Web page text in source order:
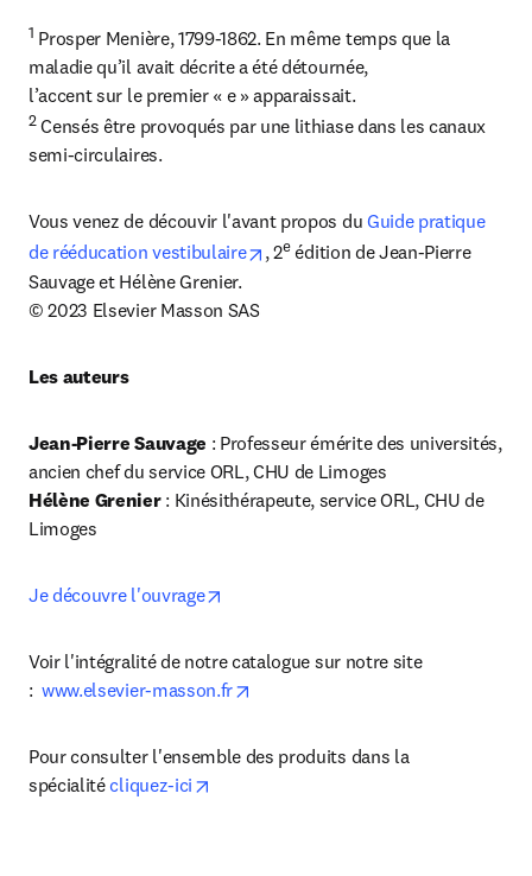
1 Prosper Menière, 1799-1862. En même temps que la
maladie qu’il avait décrite a été détournée,
2 Censés être provoqués par une lithiase dans les canaux
semi-circulaires.
Vous venez de découvir l'avant propos du Guide pratique
de rééducation vestibulaire
opens in new tab/window
, 2e édition de Jean-Pierre
Sauvage et Hélène Grenier.
© 2023 Elsevier Masson SAS
Les auteurs
Jean-Pierre Sauvage : Professeur émérite des universités,
Hélène Grenier : Kinésithérapeute, service ORL, CHU de
Limoges
Je découvre l'ouvrage
Voir l'intégralité de notre catalogue sur notre site
: www.elsevier-masson.fr
Pour consulter l'ensemble des produits dans la
spécialité cliquez-ici